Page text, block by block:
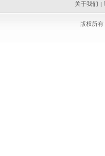
关于我们 |
版权所